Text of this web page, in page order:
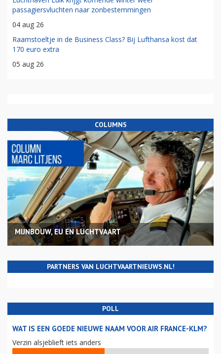
passagiersvluchten naar zonbestemmingen
04 aug 26
Raamstoeltje in de Business Class? Bij Lufthansa kost dat
170 euro extra
05 aug 26
COLUMNS
MIJNBOUW, EU EN LUCHTVAART
PARTNERS VAN LUCHTVAARTNIEUWS.NL!
POLL
WAT IS EEN GOEDE NIEUWE NAAM VOOR AIR FRANCE-KLM?
Verzin alsjeblieft iets anders